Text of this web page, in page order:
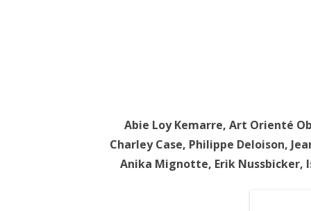
SOUL TREE
Abie Loy Kemarre, Art Orienté
Charley Case, Philippe Deloison,
Anika Mignotte, Erik Nussbicker,